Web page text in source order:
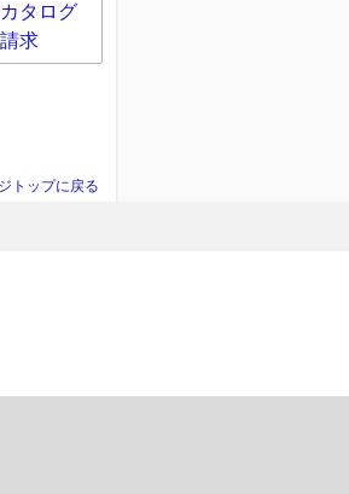
カタログ
請求
トップに戻る